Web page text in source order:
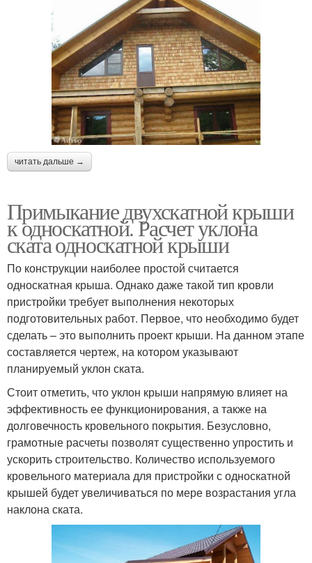
читать дальше →
Примыкание двухскатной крыши
к односкатной. Расчет уклона
ската односкатной крыши
По конструкции наиболее простой считается
односкатная крыша. Однако даже такой тип кровли
пристройки требует выполнения некоторых
подготовительных работ. Первое, что необходимо будет
сделать – это выполнить проект крыши. На данном этапе
составляется чертеж, на котором указывают
планируемый уклон ската.
Стоит отметить, что уклон крыши напрямую влияет на
эффективность ее функционирования, а также на
долговечность кровельного покрытия. Безусловно,
грамотные расчеты позволят существенно упростить и
ускорить строительство. Количество используемого
кровельного материала для пристройки с односкатной
крышей будет увеличиваться по мере возрастания угла
наклона ската.